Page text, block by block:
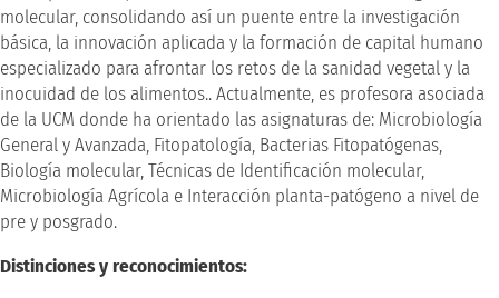
molecular, consolidando así un puente entre la investigación
básica, la innovación aplicada y la formación de capital humano
especializado para afrontar los retos de la sanidad vegetal y la
inocuidad de los alimentos.. Actualmente, es profesora asociada
de la UCM donde ha orientado las asignaturas de: Microbiología
General y Avanzada, Fitopatología, Bacterias Fitopatógenas,
Biología molecular, Técnicas de Identificación molecular,
Microbiología Agrícola e Interacción planta-patógeno a nivel de
pre y posgrado.
Distinciones y reconocimientos: